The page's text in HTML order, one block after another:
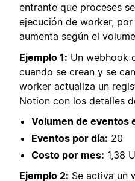
entrante que proceses
ejecución de worker,
aumenta según el
Ejemplo 1: Un webhook
cuando se crean y se
worker actualiza un
Notion con los detalles
Volumen de eventos
Eventos por día: 20
Costo por mes: 1,38
Ejemplo 2: Se activa un